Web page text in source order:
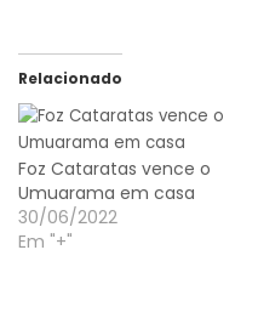
Relacionado
Foz Cataratas vence o
Umuarama em casa
30/06/2022
Em "+"